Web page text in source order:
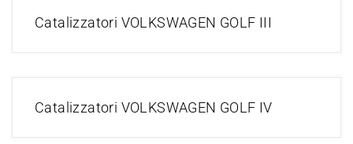
Catalizzatori VOLKSWAGEN GOLF III
Catalizzatori VOLKSWAGEN GOLF IV